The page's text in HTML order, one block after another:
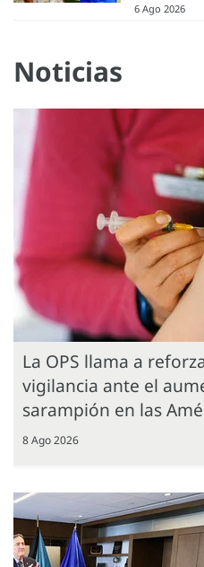
6 Ago 2026
Noticias
La OPS llama a
vigilancia ante el
sarampión en las
8 Ago 2026